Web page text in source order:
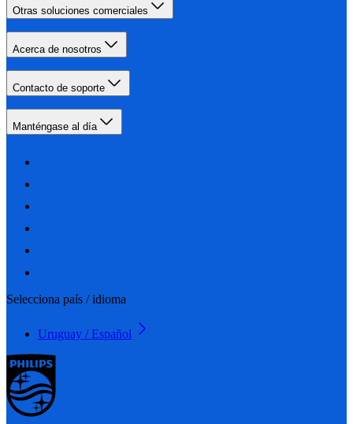
Otras soluciones comerciales
Acerca de nosotros
Contacto de soporte
Manténgase al día
Selecciona país / idioma
Uruguay / Español